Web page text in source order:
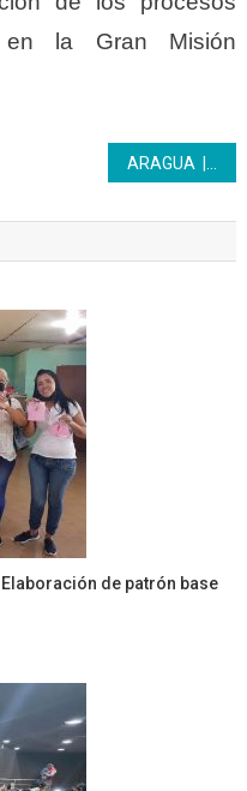
en la Gran Misión
Elaboración de patrón base